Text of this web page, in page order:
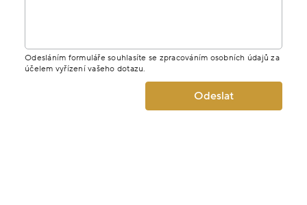
Odesláním formuláře souhlasíte se zpracováním osobních údajů za
účelem vyřízení vašeho dotazu.
Odeslat